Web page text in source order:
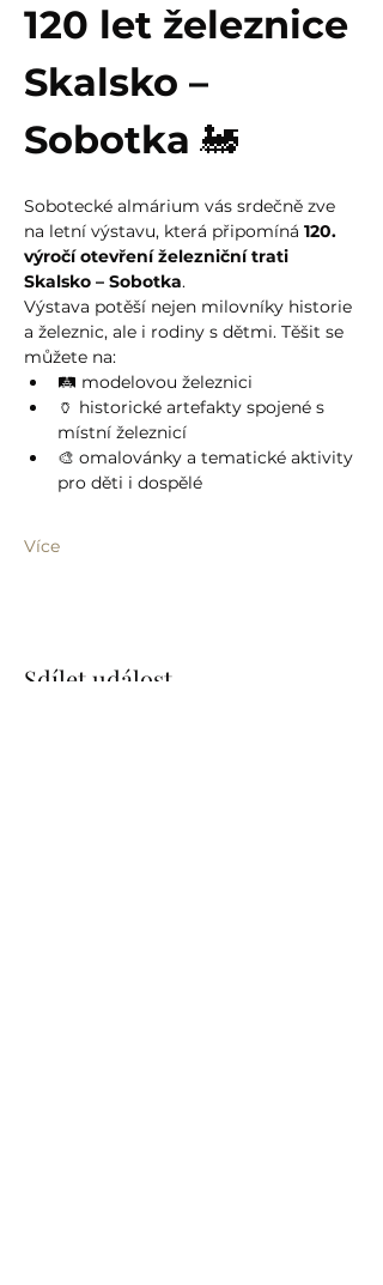
120 let železnice
Skalsko –
Sobotka 🚂
Sobotecké almárium vás srdečně zve
na letní výstavu, která připomíná 120.
výročí otevření železniční trati
Skalsko – Sobotka.
Výstava potěší nejen milovníky historie
a železnic, ale i rodiny s dětmi. Těšit se
můžete na:
🛤️ modelovou železnici
🏺 historické artefakty spojené s
místní železnicí
🎨 omalovánky a tematické aktivity
pro děti i dospělé
Více
Sdílet událost